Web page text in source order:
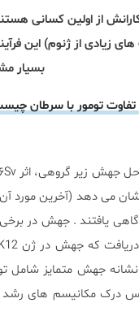
بسیار
تفاوت تومور با سرطان
درک مکانیسم های